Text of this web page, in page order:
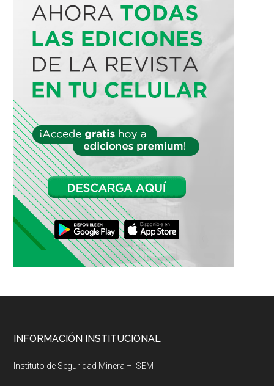
Footer
INFORMACIÓN INSTITUCIONAL
Instituto de Seguridad Minera – ISEM